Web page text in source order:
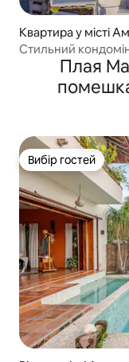
Квартира у місті
Стильний
Плая
Вибір гостей
Вибір гостей